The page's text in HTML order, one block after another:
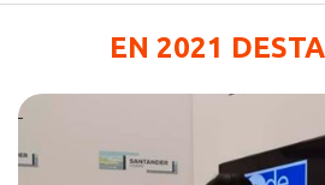
EN 2021